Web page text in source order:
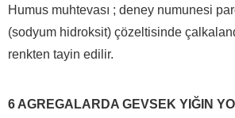
Humus muhtevası ; deney numunesi
(sodyum hidroksit) çözeltisinde
renkten tayin edilir.
6 AGREGALARDA GEVSEK YIĞIN